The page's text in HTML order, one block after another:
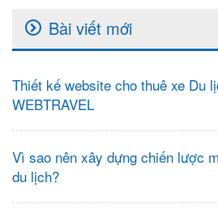
Bài viết mới
Thiết kế website cho thuê xe Du
WEBTRAVEL
Vì sao nên xây dựng chiến lược
du lịch?